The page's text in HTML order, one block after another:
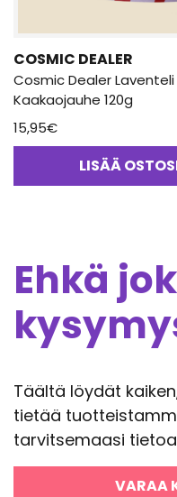
COSMIC DEALER
Cosmic Dealer Laventeli
Kaakaojauhe 120g
15,95€
LISÄÄ
Ehkä
Täältä löydät
tietää
tarvitsemaasi
VARAA